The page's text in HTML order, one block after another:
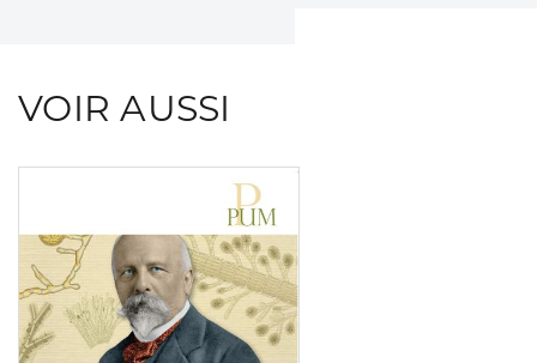
VOIR AUSSI